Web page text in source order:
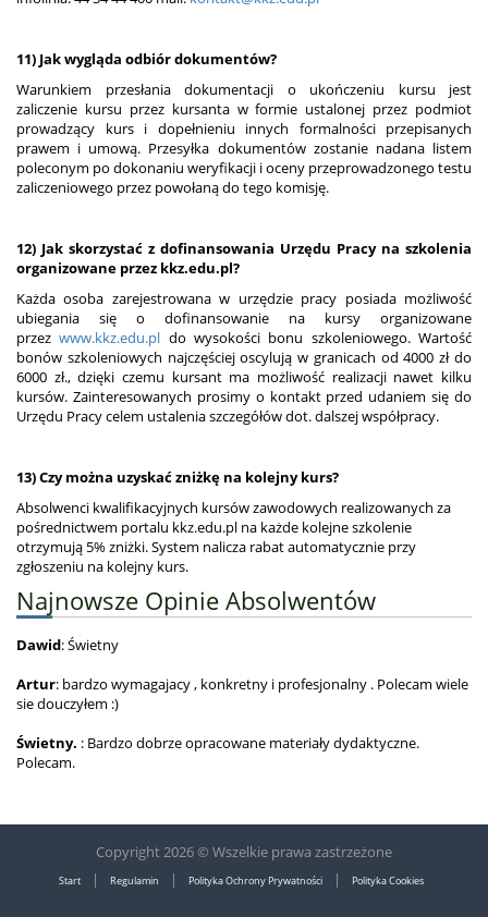
11) Jak wygląda odbiór dokumentów?
Warunkiem przesłania dokumentacji o ukończeniu kursu jest
zaliczenie kursu przez kursanta w formie ustalonej przez podmiot
prowadzący kurs i dopełnieniu innych formalności przepisanych
prawem i umową. Przesyłka dokumentów zostanie nadana listem
poleconym po dokonaniu weryfikacji i oceny przeprowadzonego testu
zaliczeniowego przez powołaną do tego komisję.
12) Jak skorzystać z dofinansowania Urzędu Pracy na szkolenia
organizowane przez kkz.edu.pl?
Każda osoba zarejestrowana w urzędzie pracy posiada możliwość
ubiegania się o dofinansowanie na kursy organizowane
przezwww.kkz.edu.pl do wysokości bonu szkoleniowego. Wartość
bonów szkoleniowych najczęściej oscylują w granicach od 4000 zł do
6000 zł., dzięki czemu kursant ma możliwość realizacji nawet kilku
kursów. Zainteresowanych prosimy o kontakt przed udaniem się do
Urzędu Pracy celem ustalenia szczegółów dot. dalszej współpracy.
13) Czy można uzyskać zniżkę na kolejny kurs?
Absolwenci kwalifikacyjnych kursów zawodowych realizowanych za
pośrednictwem portalu kkz.edu.pl na każde kolejne szkolenie
otrzymują 5% zniżki. System nalicza rabat automatycznie przy
zgłoszeniu na kolejny kurs.
Najnowsze Opinie Absolwentów
Dawid: Świetny
Artur: bardzo wymagajacy , konkretny i profesjonalny . Polecam wiele
sie douczyłem :)
Świetny. : Bardzo dobrze opracowane materiały dydaktyczne.
Polecam.
Copyright 2026 © Wszelkie prawa zastrzeżone
Start | Regulamin | Polityka Ochrony Prywatności | Polityka Cookies